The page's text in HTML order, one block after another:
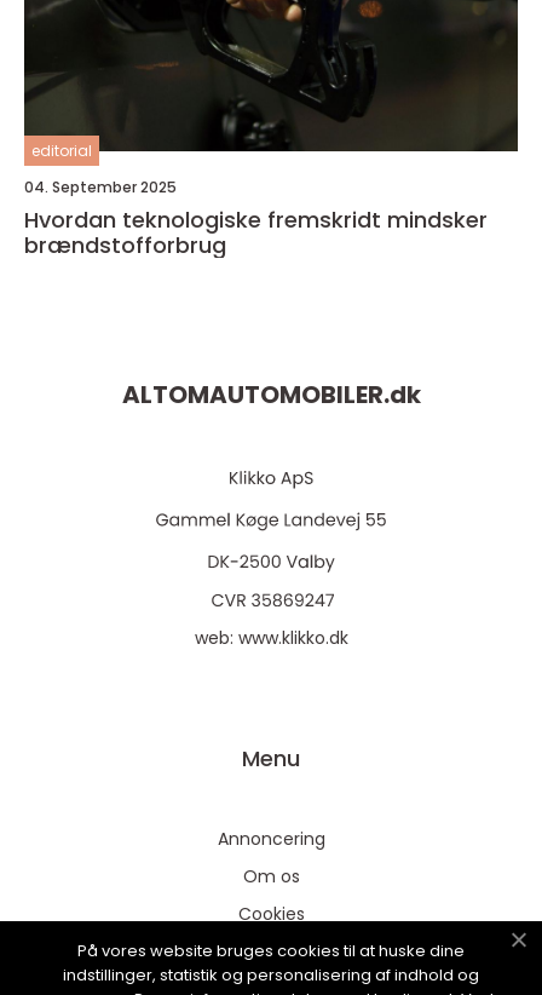
editorial
04. September 2025
Hvordan teknologiske fremskridt mindsker
brændstofforbrug
ALTOMAUTOMOBILER.dk
web: www.klikko.dk
Menu
Annoncering
Om os
Cookies
Kontakt os
Sitemap
På vores website bruges cookies til at huske dine
indstillinger, statistik og personalisering af indhold og